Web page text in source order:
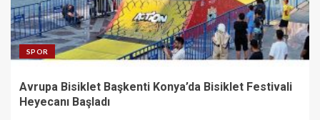
SPOR
Avrupa Bisiklet Başkenti Konya’da Bisiklet Festivali
Heyecanı Başladı